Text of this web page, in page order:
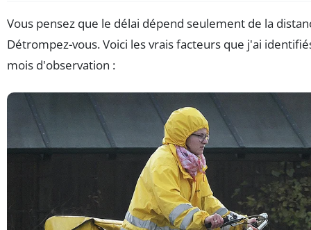
Vous pensez que le délai dépend seulement de la
Détrompez-vous. Voici les vrais facteurs que j'ai
mois d'observation :